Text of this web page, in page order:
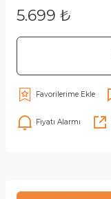
5.699 ₺
Fiyatı Alarmı